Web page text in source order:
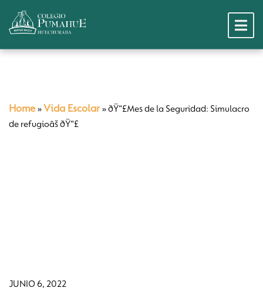
Home » Vida Escolar»ðŸ“£Mes de la Seguridad: Simulacro
de refugioâš ðŸ“£
JUNIO 6, 2022